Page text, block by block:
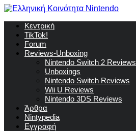
Κεντρική
TikTok!
Forum
Reviews-Unboxing
Nintendo Switch 2 Reviews
Unboxings
Nintendo Switch Reviews
Wii U Reviews
Nintendo 3DS Reviews
Άρθρα
Nintypedia
Εγγραφή